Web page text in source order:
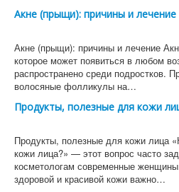
Акне (прыщи): причины и лечение
Акне (прыщи): причины и лечение
которое может появиться в любом
распространено среди подростков.
волосяные фолликулы на…
Продукты, полезные для кожи
Продукты, полезные для кожи лица
кожи лица?» — этот вопрос часто
косметологам современные
здоровой и красивой кожи важно…